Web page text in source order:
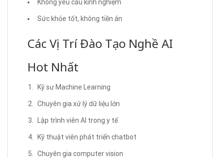
Không yêu cầu kinh nghiệm
Sức khỏe tốt, không tiền án
Các Vị Trí Đào Tạo Nghề AI
Hot Nhất
Kỹ sư Machine Learning
Chuyên gia xử lý dữ liệu lớn
Lập trình viên AI trong y tế
Kỹ thuật viên phát triển chatbot
Chuyên gia computer vision